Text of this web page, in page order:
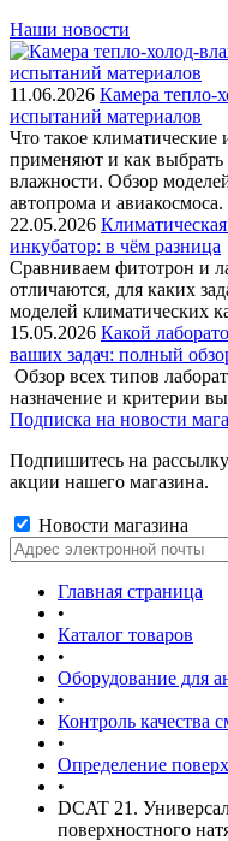
Наши новости
11.06.2026 Камера тепло-
испытаний материалов
Что такое климатические
применяют и как
влажности. Обзор
автопрома и авиакосмоса.
22.05.2026
инкубатор: в чём разница
Сравниваем фитотрон и
отличаются, для каких
моделей климатических
15.05.2026 Какой
ваших задач: полный
Обзор всех типов
назначение и критерии
Подписка на новости
Подпишитесь на
акции нашего магазина.
Новости магазина
Главная страница
•
Каталог товаров
•
Оборудование для
•
Контроль качества
•
Определение
•
DCAT 21.
поверхностного